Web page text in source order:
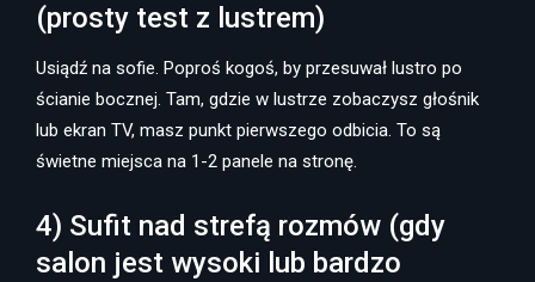
(prosty test z lustrem)
Usiądź na sofie. Poproś kogoś, by przesuwał lustro po
ścianie bocznej. Tam, gdzie w lustrze zobaczysz głośnik
lub ekran TV, masz punkt pierwszego odbicia. To są
świetne miejsca na 1-2 panele na stronę.
4) Sufit nad strefą rozmów (gdy
salon jest wysoki lub bardzo